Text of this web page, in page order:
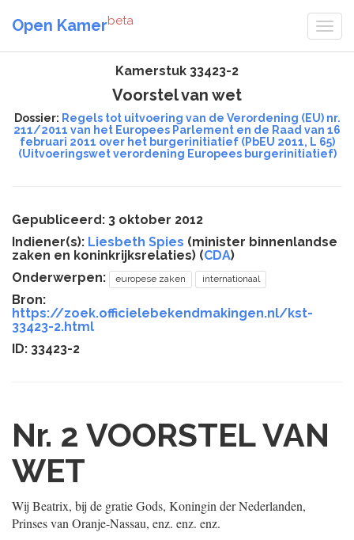
Open Kamerbeta
Kamerstuk 33423-2
Voorstel van wet
Dossier: Regels tot uitvoering van de Verordening (EU) nr.
211/2011 van het Europees Parlement en de Raad van 16
februari 2011 over het burgerinitiatief (PbEU 2011, L 65)
(Uitvoeringswet verordening Europees burgerinitiatief)
Gepubliceerd: 3 oktober 2012
Indiener(s): Liesbeth Spies (minister binnenlandse
zaken en koninkrijksrelaties) (CDA)
Onderwerpen:
europese zaken internationaal
Bron:
https://zoek.officielebekendmakingen.nl/kst-
33423-2.html
ID: 33423-2
Nr. 2 VOORSTEL VAN
WET
Wij Beatrix, bij de gratie Gods, Koningin der Nederlanden,
Prinses van Oranje-Nassau, enz. enz. enz.